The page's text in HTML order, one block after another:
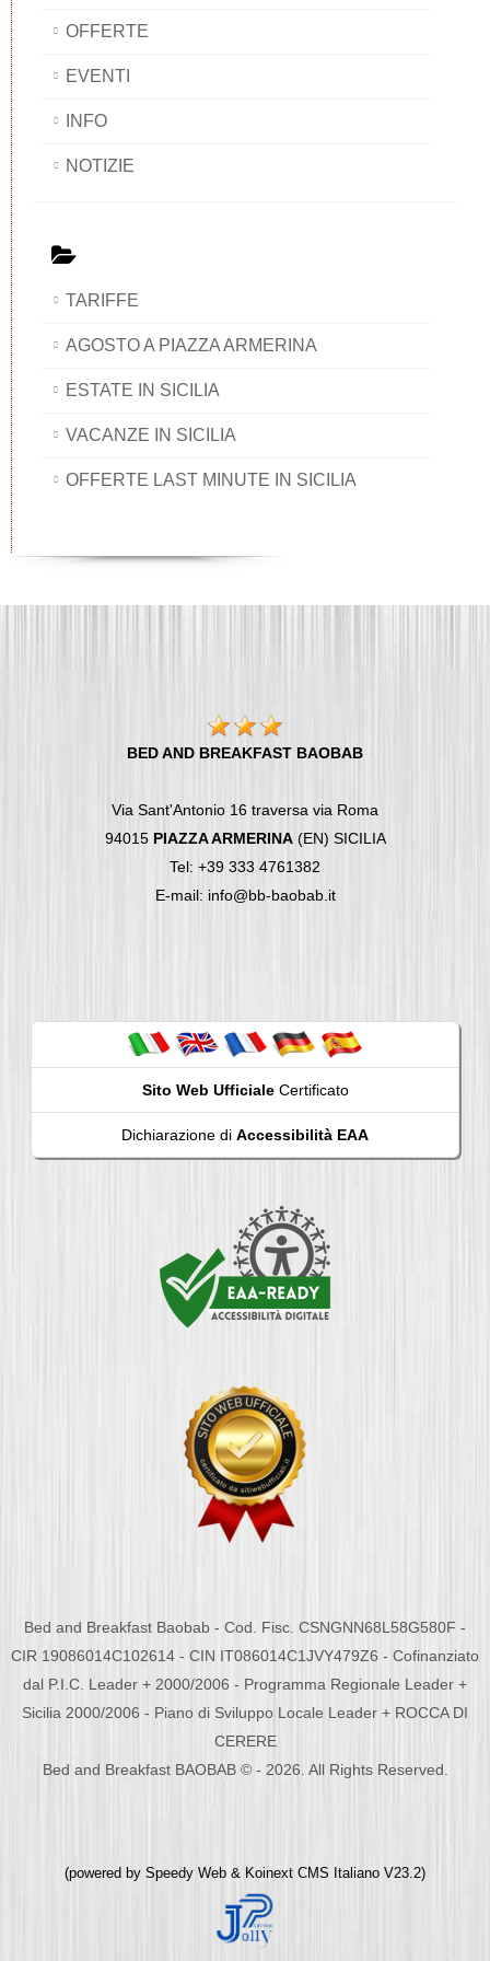
OFFERTE
EVENTI
INFO
NOTIZIE
TARIFFE
AGOSTO A PIAZZA ARMERINA
ESTATE IN SICILIA
VACANZE IN SICILIA
OFFERTE LAST MINUTE IN SICILIA
BED AND BREAKFAST BAOBAB
Via Sant'Antonio 16 traversa via Roma
94015 PIAZZA ARMERINA(EN) SICILIA
Tel: +39 333 4761382
E-mail: info@bb-baobab.it
Sito Web UfficialeCertificato
Dichiarazione di Accessibilità EAA
Bed and Breakfast Baobab - Cod. Fisc. CSNGNN68L58G580F -
CIR 19086014C102614 - CIN IT086014C1JVY479Z6 - Cofinanziato
dal P.I.C. Leader + 2000/2006 - Programma Regionale Leader +
Sicilia 2000/2006 - Piano di Sviluppo Locale Leader + ROCCA DI
CERERE
Bed and Breakfast BAOBAB © - 2026. All Rights Reserved.
(powered by Speedy Web & Koinext CMS Italiano V23.2)